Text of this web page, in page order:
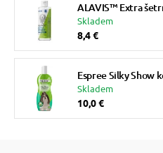
ALAVIS™ Extra
Skladem
8,4 €
Espree Silky Show
Skladem
10,0 €